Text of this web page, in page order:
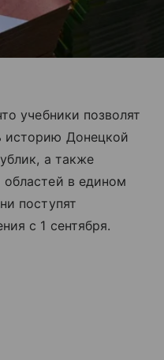
учебники позволят
историю Донецкой
а также
в едином
поступят
с 1 сентября.